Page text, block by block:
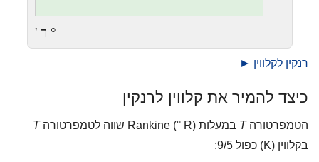
° ר '
רנקין לקלווין ►
כיצד להמיר את קלווין לרנקין
הטמפרטורהT במעלות Rankine (° R) שווה לטמפרטורה
T
בקלווין (K) כפול 9/5: